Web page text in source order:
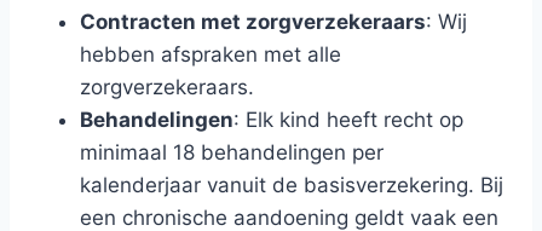
Contracten met zorgverzekeraars: Wij
hebben afspraken met alle
zorgverzekeraars.
Behandelingen: Elk kind heeft recht op
minimaal 18 behandelingen per
kalenderjaar vanuit de basisverzekering. Bij
een chronische aandoening geldt vaak een